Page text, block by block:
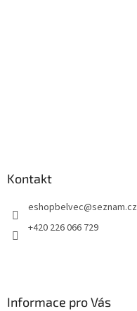
Kontakt
eshopbelvec@seznam.cz
+420 226 066 729
Informace pro Vás